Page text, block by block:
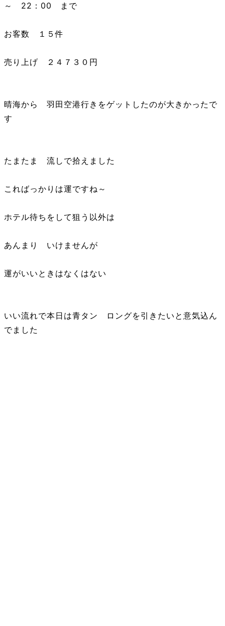
～ 22：00 まで
お客数 １５件
売り上げ ２４７３０円
晴海から 羽田空港行きをゲットしたのが大きかったで
す
たまたま 流しで拾えました
こればっかりは運ですね～
ホテル待ちをして狙う以外は
あんまり いけませんが
運がいいときはなくはない
いい流れで本日は青タン ロングを引きたいと意気込ん
でました